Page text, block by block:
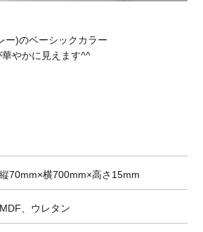
ー)のベーシックカラー
やかに見えます^^
縦70mm×横700mm×高さ15mm
MDF、ウレタン